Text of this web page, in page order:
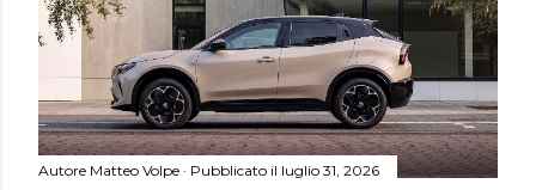
Autore Matteo Volpe Pubblicato il luglio 31, 2026